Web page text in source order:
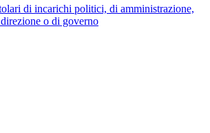
di incarichi politici, di amministrazione,
o di governo